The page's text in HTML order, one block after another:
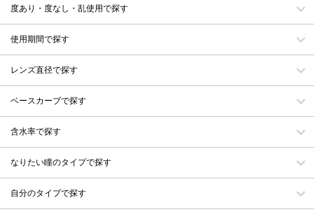
度あり・度なし・乱使用で探す
使用期間で探す
レンズ直径で探す
ベースカーブで探す
含水率で探す
なりたい瞳のタイプで探す
自分のタイプで探す